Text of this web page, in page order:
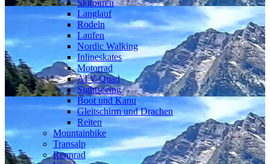
Skitouren
Langlauf
Rodeln
Laufen
Nordic Walking
Inlineskates
Motorrad
ATV-Quad
Sightseeing
Boot und Kanu
Gleitschirm und Drachen
Reiten
Mountainbike
Transalp
Rennrad